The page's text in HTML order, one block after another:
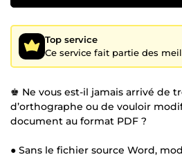
Top service
Ce service fait partie des
♚ Ne vous est-il jamais arrivé de
d’orthographe ou de vouloir
document au format PDF ?
● Sans le fichier source Word,